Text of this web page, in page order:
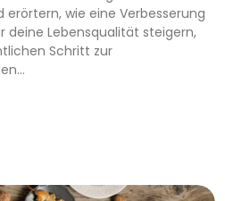
wie eine Verbesserung
Lebensqualität steigern,
Schritt zur